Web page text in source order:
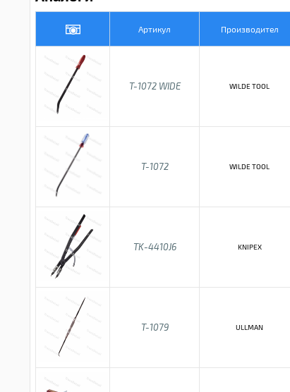
Артикул Производител
T-1072 WIDE WILDE TOOL
T-1072 WILDE TOOL
TK-4410J6 KNIPEX
T-1079 ULLMAN